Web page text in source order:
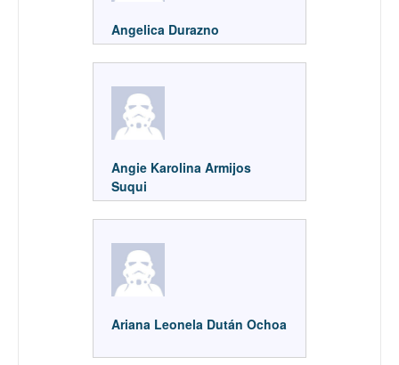
Angelica Durazno
Angie Karolina Armijos
Suqui
Ariana Leonela Dután Ochoa